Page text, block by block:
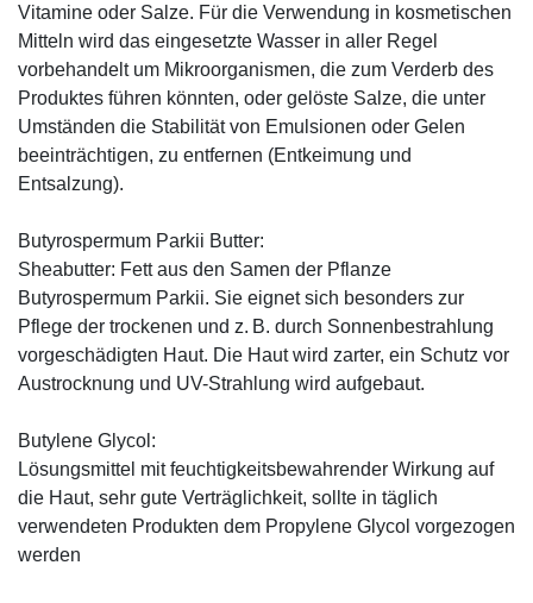
Vitamine oder Salze. Für die Verwendung in kosmetischen
Mitteln wird das eingesetzte Wasser in aller Regel
vorbehandelt um Mikroorganismen, die zum Verderb des
Produktes führen könnten, oder gelöste Salze, die unter
Umständen die Stabilität von Emulsionen oder Gelen
beeinträchtigen, zu entfernen (Entkeimung und
Entsalzung).
Butyrospermum Parkii Butter:
Sheabutter: Fett aus den Samen der Pflanze
Butyrospermum Parkii. Sie eignet sich besonders zur
Pflege der trockenen und z. B. durch Sonnenbestrahlung
vorgeschädigten Haut. Die Haut wird zarter, ein Schutz vor
Austrocknung und UV-Strahlung wird aufgebaut.
Butylene Glycol:
Lösungsmittel mit feuchtigkeitsbewahrender Wirkung auf
die Haut, sehr gute Verträglichkeit, sollte in täglich
verwendeten Produkten dem Propylene Glycol vorgezogen
werden